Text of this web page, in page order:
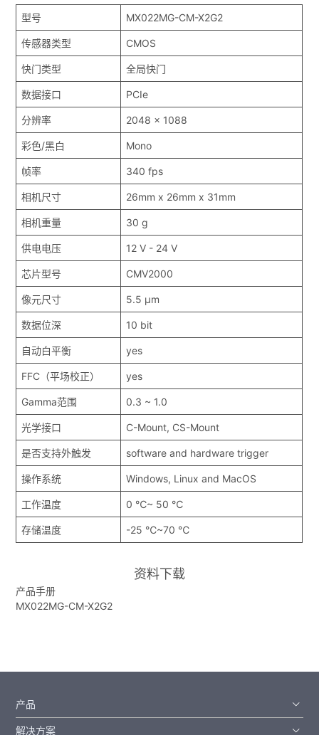
型号 MX022MG-CM-X2G2
传感器类型 CMOS
快门类型 全局快门
数据接口 PCIe
分辨率 2048 x 1088
彩色/黑白 Mono
帧率 340 fps
相机尺寸 26mm x 26mm x 31mm
相机重量 30 g
供电电压 12 V - 24 V
芯片型号 CMV2000
像元尺寸 5.5 μm
数据位深 10 bit
自动白平衡 yes
FFC（平场校正） yes
Gamma范围 0.3 ~ 1.0
光学接口 C-Mount, CS-Mount
是否支持外触发 software and hardware trigger
操作系统 Windows, Linux and MacOS
工作温度 0 ℃~ 50 ℃
存储温度 -25 ℃~70 ℃
资料下载
产品手册
MX022MG-CM-X2G2
产品
解决方案